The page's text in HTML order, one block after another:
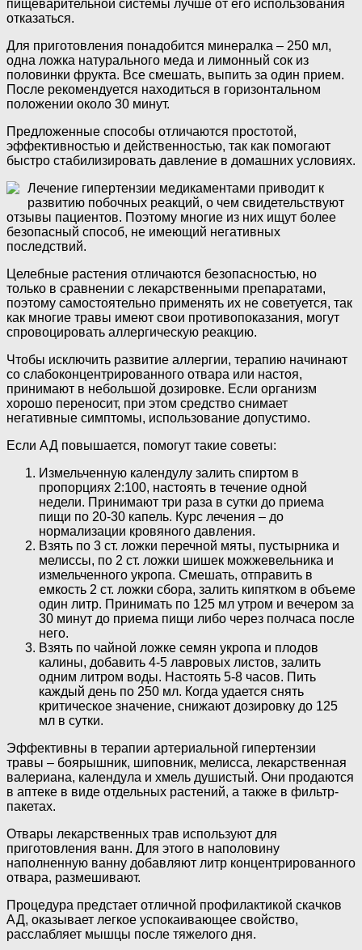
пищеварительной системы лучше от его использования
отказаться.
Для приготовления понадобится минералка – 250 мл,
одна ложка натурального меда и лимонный сок из
половинки фрукта. Все смешать, выпить за один прием.
После рекомендуется находиться в горизонтальном
положении около 30 минут.
Предложенные способы отличаются простотой,
эффективностью и действенностью, так как помогают
быстро стабилизировать давление в домашних условиях.
Лечение гипертензии медикаментами приводит к
развитию побочных реакций, о чем свидетельствуют
отзывы пациентов. Поэтому многие из них ищут более
безопасный способ, не имеющий негативных
последствий.
Целебные растения отличаются безопасностью, но
только в сравнении с лекарственными препаратами,
поэтому самостоятельно применять их не советуется, так
как многие травы имеют свои противопоказания, могут
спровоцировать аллергическую реакцию.
Чтобы исключить развитие аллергии, терапию начинают
со слабоконцентрированного отвара или настоя,
принимают в небольшой дозировке. Если организм
хорошо переносит, при этом средство снимает
негативные симптомы, использование допустимо.
Если АД повышается, помогут такие советы:
Измельченную календулу залить спиртом в
пропорциях 2:100, настоять в течение одной
недели. Принимают три раза в сутки до приема
пищи по 20-30 капель. Курс лечения – до
нормализации кровяного давления.
Взять по 3 ст. ложки перечной мяты, пустырника и
мелиссы, по 2 ст. ложки шишек можжевельника и
измельченного укропа. Смешать, отправить в
емкость 2 ст. ложки сбора, залить кипятком в объеме
один литр. Принимать по 125 мл утром и вечером за
30 минут до приема пищи либо через полчаса после
него.
Взять по чайной ложке семян укропа и плодов
калины, добавить 4-5 лавровых листов, залить
одним литром воды. Настоять 5-8 часов. Пить
каждый день по 250 мл. Когда удается снять
критическое значение, снижают дозировку до 125
мл в сутки.
Эффективны в терапии артериальной гипертензии
травы – боярышник, шиповник, мелисса, лекарственная
валериана, календула и хмель душистый. Они продаются
в аптеке в виде отдельных растений, а также в фильтр-
пакетах.
Отвары лекарственных трав используют для
приготовления ванн. Для этого в наполовину
наполненную ванну добавляют литр концентрированного
отвара, размешивают.
Процедура предстает отличной профилактикой скачков
АД, оказывает легкое успокаивающее свойство,
расслабляет мышцы после тяжелого дня.